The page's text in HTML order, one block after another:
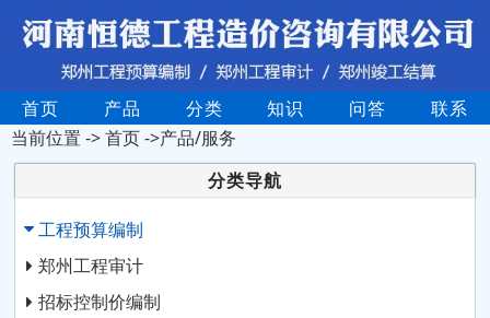
首页 产品 分类 知识 问答
联系
当前位置 ->首页->产品/服务
分类导航
工程预算编制
郑州工程审计
招标控制价编制